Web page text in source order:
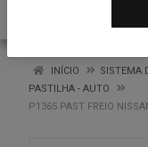
INÍCIO
SISTEMA
PASTILHA - AUTO
P1365 PAST FREIO